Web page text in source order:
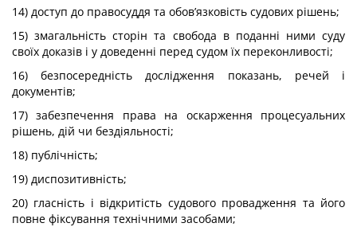
14) доступ до правосуддя та обов’язковість судових рішень;
15) змагальність сторін та свобода в поданні ними суду
своїх доказів і у доведенні перед судом їх переконливості;
16) безпосередність дослідження показань, речей і
документів;
17) забезпечення права на оскарження процесуальних
рішень, дій чи бездіяльності;
18) публічність;
19) диспозитивність;
20) гласність і відкритість судового провадження та його
повне фіксування технічними засобами;